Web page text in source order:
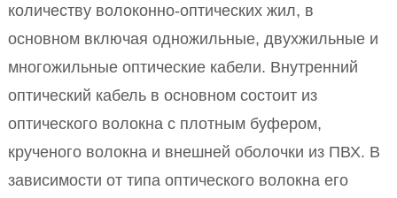
количеству волоконно-оптических жил, в
основном включая одножильные, двухжильные и
многожильные оптические кабели. Внутренний
оптический кабель в основном состоит из
оптического волокна с плотным буфером,
крученого волокна и внешней оболочки из ПВХ. В
зависимости от типа оптического волокна его